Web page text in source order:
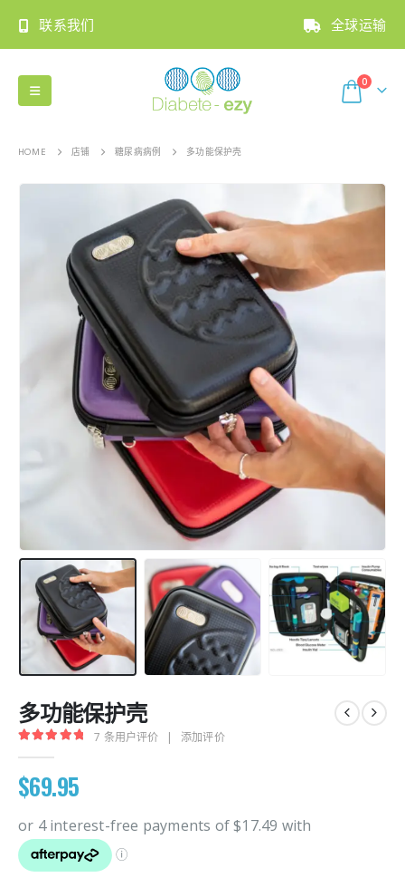
联系我们 全球运输
0
HOME 店铺 糖尿病病例 多功能保护壳
多功能保护壳
7 条用户评价 | 添加评价
$69.95